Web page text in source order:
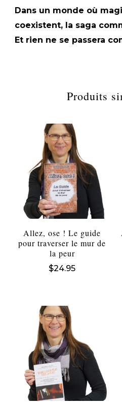
Dans un monde où
coexistent, la saga
Et rien ne se passera
Produits
Allez, ose ! Le guide
pour traverser le mur de
la peur
$24.95